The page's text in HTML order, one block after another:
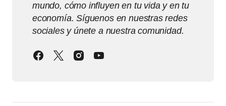
mundo, cómo influyen en tu vida y en tu
economía. Síguenos en nuestras redes
sociales y únete a nuestra comunidad.